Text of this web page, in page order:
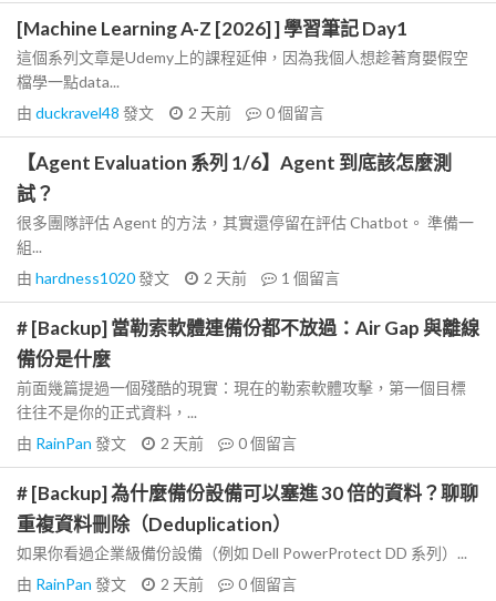
[Machine Learning A-Z [2026] ] 學習筆記 Day1
這個系列文章是Udemy上的課程延伸，因為我個人想趁著育嬰假空
檔學一點data...
由 duckravel48 發文 2 天前 0個留言
【Agent Evaluation 系列 1/6】Agent 到底該怎麼測
試？
很多團隊評估 Agent 的方法，其實還停留在評估 Chatbot。 準備一
組...
由 hardness1020發文 2 天前 1 個留言
# [Backup] 當勒索軟體連備份都不放過：Air Gap 與離線
備份是什麼
前面幾篇提過一個殘酷的現實：現在的勒索軟體攻擊，第一個目標
往往不是你的正式資料，...
由 RainPan 發文 2 天前 0個留言
# [Backup] 為什麼備份設備可以塞進 30 倍的資料？聊聊
重複資料刪除（Deduplication）
如果你看過企業級備份設備（例如 Dell PowerProtect DD 系列）...
由 RainPan 發文 2 天前 0個留言